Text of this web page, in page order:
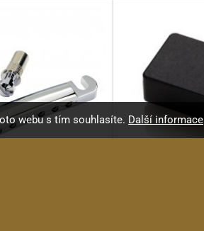
webu s tím souhlasíte. Další informace